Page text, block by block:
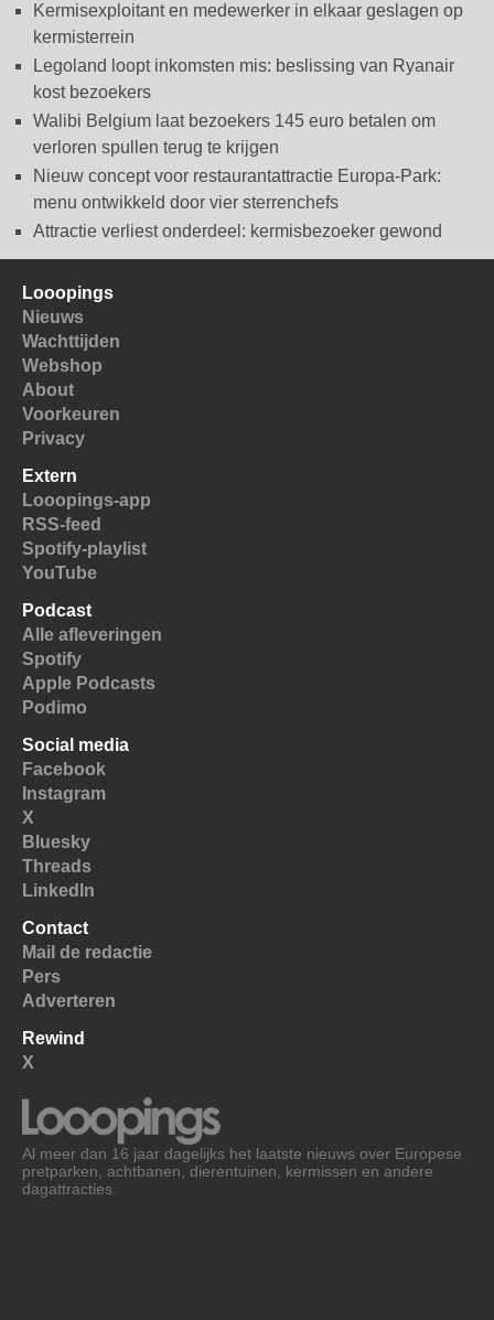
Kermisexploitant en medewerker in elkaar geslagen op
kermisterrein
Legoland loopt inkomsten mis: beslissing van Ryanair
kost bezoekers
Walibi Belgium laat bezoekers 145 euro betalen om
verloren spullen terug te krijgen
Nieuw concept voor restaurantattractie Europa-Park:
menu ontwikkeld door vier sterrenchefs
Attractie verliest onderdeel: kermisbezoeker gewond
Looopings
Nieuws
Wachttijden
Webshop
About
Voorkeuren
Privacy
Extern
Looopings-app
RSS-feed
Spotify-playlist
YouTube
Podcast
Alle afleveringen
Spotify
Apple Podcasts
Podimo
Social media
Facebook
Instagram
X
Bluesky
Threads
LinkedIn
Contact
Mail de redactie
Pers
Adverteren
Rewind
X
Al meer dan 16 jaar dagelijks het laatste nieuws over Europese
pretparken, achtbanen, dierentuinen, kermissen en andere
dagattracties.